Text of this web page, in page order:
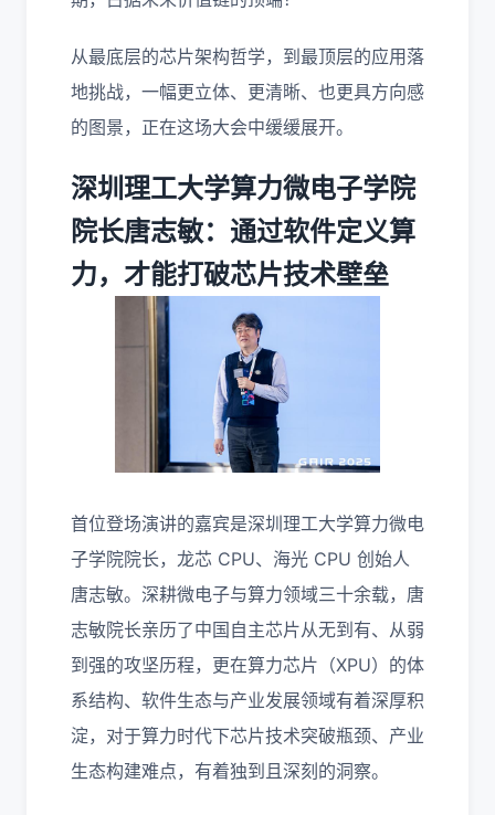
从最底层的芯片架构哲学，到最顶层的应用落
地挑战，一幅更立体、更清晰、也更具方向感
的图景，正在这场大会中缓缓展开。
深圳理工大学算力微电子学院
院长唐志敏：通过软件定义算
力，才能打破芯片技术壁垒
首位登场演讲的嘉宾是深圳理工大学算力微电
子学院院长，龙芯 CPU、海光 CPU 创始人
唐志敏。深耕微电子与算力领域三十余载，唐
志敏院长亲历了中国自主芯片从无到有、从弱
到强的攻坚历程，更在算力芯片（XPU）的体
系结构、软件生态与产业发展领域有着深厚积
淀，对于算力时代下芯片技术突破瓶颈、产业
生态构建难点，有着独到且深刻的洞察。